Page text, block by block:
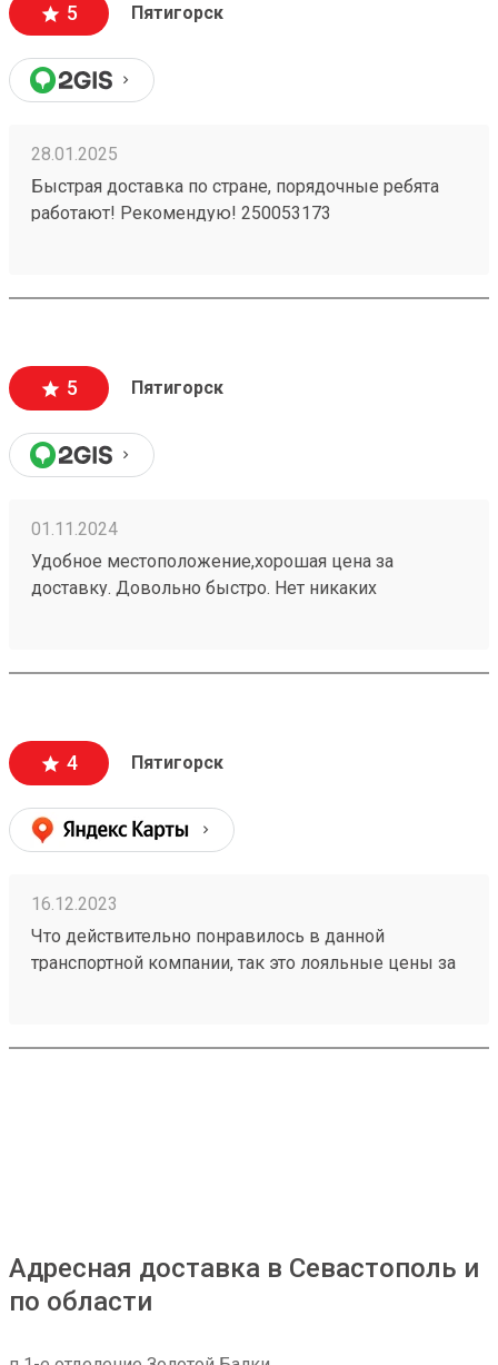
5 Пятигорск
28.01.2025
Быстрая доставка по стране, порядочные ребята
работают! Рекомендую! 250053173
5 Пятигорск
01.11.2024
Удобное местоположение,хорошая цена за
доставку. Довольно быстро. Нет никаких
4 Пятигорск
16.12.2023
Что действительно понравилось в данной
транспортной компании, так это лояльные цены за
к получателям грузов. Чего действительно не
Адресная доставка в Севастополь и
по области